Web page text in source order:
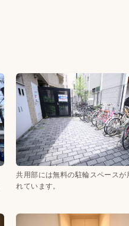
共用部には無料の駐輪スペースが
れています。